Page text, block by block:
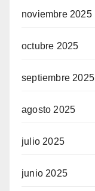
noviembre 2025
octubre 2025
septiembre 2025
agosto 2025
julio 2025
junio 2025